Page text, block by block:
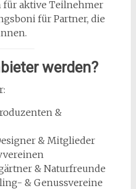
für aktive Teilnehmer
für Partner, die
werden?
&
& Mitglieder
& Naturfreunde
& Genussvereine